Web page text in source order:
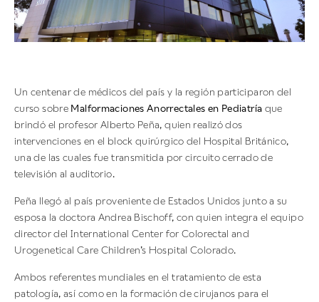
Un centenar de médicos del país y la región participaron del
curso sobre Malformaciones Anorrectales en Pediatría que
brindó el profesor Alberto Peña, quien realizó dos
intervenciones en el block quirúrgico del Hospital Británico,
una de las cuales fue transmitida por circuito cerrado de
televisión al auditorio.
Peña llegó al país proveniente de Estados Unidos junto a su
esposa la doctora Andrea Bischoff, con quien integra el equipo
director del International Center for Colorectal and
Urogenetical Care Children’s Hospital Colorado.
Ambos referentes mundiales en el tratamiento de esta
patología, así como en la formación de cirujanos para el